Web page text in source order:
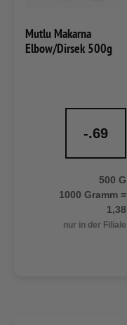
Mutlu Makarna
Elbow/Dirsek 500g
-.69
500 G
1000 Gramm =
1,38
nur in der Filiale